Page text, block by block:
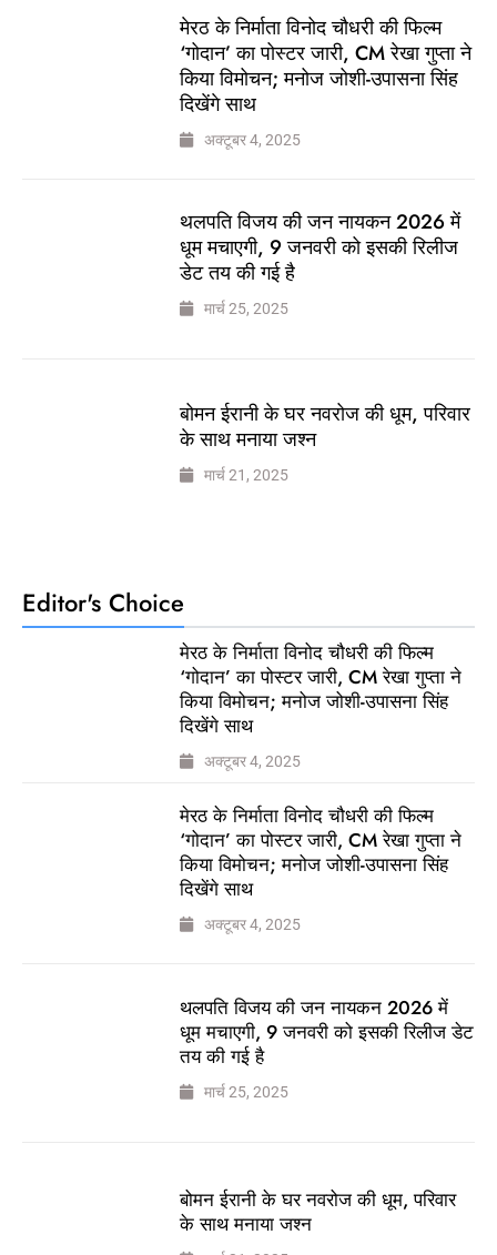
मेरठ के निर्माता विनोद चौधरी की फिल्म
‘गोदान’ का पोस्टर जारी, CM रेखा गुप्ता ने
किया विमोचन; मनोज जोशी-उपासना सिंह
दिखेंगे साथ
अक्टूबर 4, 2025
थलपति विजय की जन नायकन 2026 में
धूम मचाएगी, 9 जनवरी को इसकी रिलीज
डेट तय की गई है
मार्च 25, 2025
बोमन ईरानी के घर नवरोज की धूम, परिवार
के साथ मनाया जश्न
मार्च 21, 2025
Editor's Choice
मेरठ के निर्माता विनोद चौधरी की फिल्म
‘गोदान’ का पोस्टर जारी, CM रेखा गुप्ता ने
किया विमोचन; मनोज जोशी-उपासना सिंह
दिखेंगे साथ
अक्टूबर 4, 2025
मेरठ के निर्माता विनोद चौधरी की फिल्म
‘गोदान’ का पोस्टर जारी, CM रेखा गुप्ता ने
किया विमोचन; मनोज जोशी-उपासना सिंह
दिखेंगे साथ
अक्टूबर 4, 2025
थलपति विजय की जन नायकन 2026 में
धूम मचाएगी, 9 जनवरी को इसकी रिलीज डेट
तय की गई है
मार्च 25, 2025
बोमन ईरानी के घर नवरोज की धूम, परिवार
के साथ मनाया जश्न